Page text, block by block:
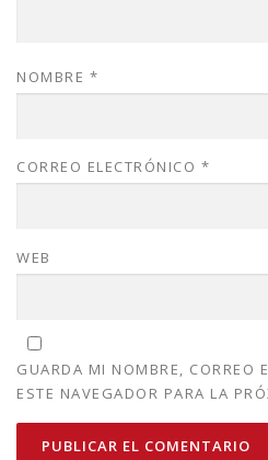
NOMBRE *
CORREO ELECTRÓNICO *
WEB
GUARDA MI NOMBRE, CORREO
ESTE NAVEGADOR PARA LA